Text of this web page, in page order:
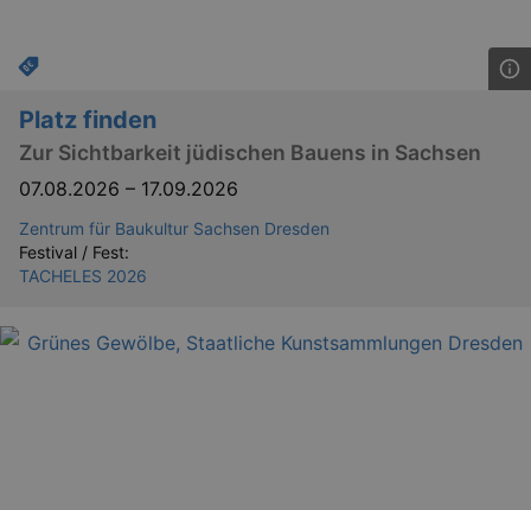
Platz finden
Zur Sichtbarkeit jüdischen Bauens in Sachsen
07.08.2026 – 17.09.2026
Zentrum für Baukultur Sachsen Dresden
Festival / Fest:
TACHELES 2026